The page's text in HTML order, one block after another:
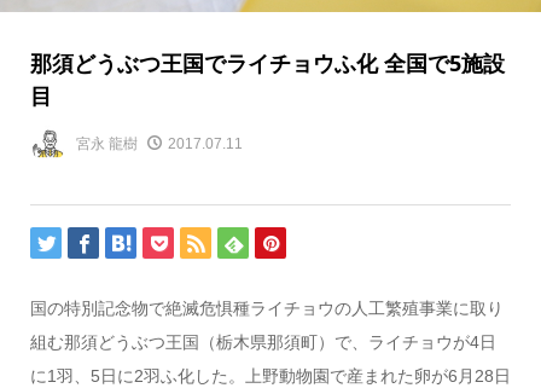
那須どうぶつ王国でライチョウふ化 全国で5施設
目
宮永 龍樹 2017.07.11
国の特別記念物で絶滅危惧種ライチョウの人工繁殖事業に取り
組む那須どうぶつ王国（栃木県那須町）で、ライチョウが4日
に1羽、5日に2羽ふ化した。上野動物園で産まれた卵が6月28日